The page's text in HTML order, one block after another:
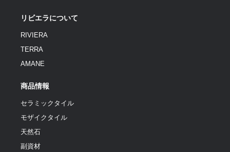
リビエラについて
RIVIERA
TERRA
AMANE
商品情報
セラミックタイル
モザイクタイル
天然石
副資材